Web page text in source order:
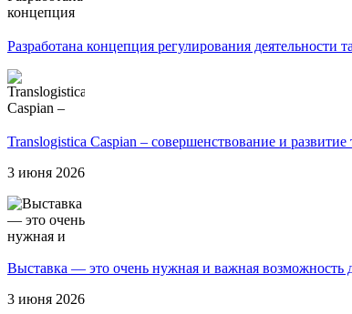
Разработана концепция регулирования деятельности
Translogistica Caspian – совершенствование и
3 июня 2026
Выставка — это очень нужная и важная возможность
3 июня 2026